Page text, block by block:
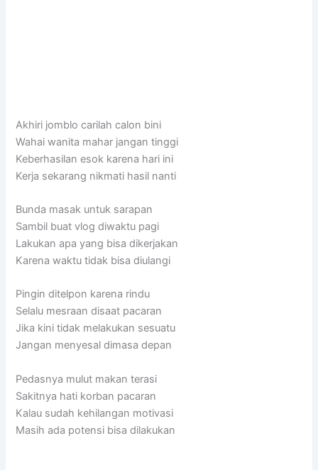
Akhiri jomblo carilah calon bini
Wahai wanita mahar jangan tinggi
Keberhasilan esok karena hari ini
Kerja sekarang nikmati hasil nanti
Bunda masak untuk sarapan
Sambil buat vlog diwaktu pagi
Lakukan apa yang bisa dikerjakan
Karena waktu tidak bisa diulangi
Pingin ditelpon karena rindu
Selalu mesraan disaat pacaran
Jika kini tidak melakukan sesuatu
Jangan menyesal dimasa depan
Pedasnya mulut makan terasi
Sakitnya hati korban pacaran
Kalau sudah kehilangan motivasi
Masih ada potensi bisa dilakukan